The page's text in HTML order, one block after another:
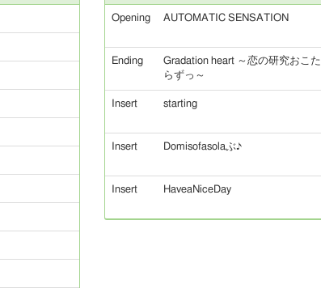
Opening AUTOMATIC SENSATION
Ending
Gradation heart ～恋の研究おこた
らずっ～
Insert starting
Insert Domisofasolaぶ♪
Insert HaveaNiceDay